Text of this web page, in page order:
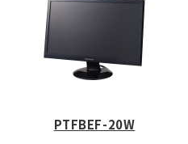
PTFBEF-20W